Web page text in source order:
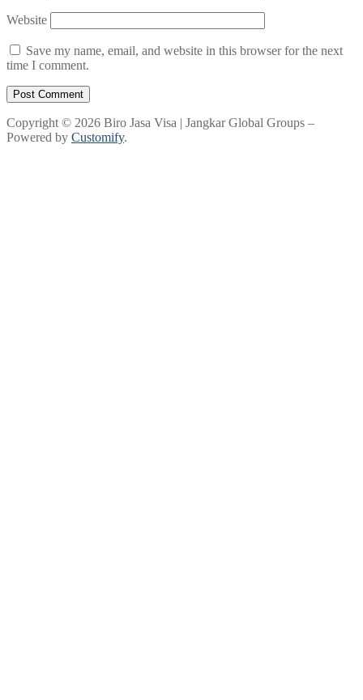
Website
Save my name, email, and website in this browser for the next
time I comment.
Copyright © 2026 Biro Jasa Visa | Jangkar Global Groups –
Powered by Customify.